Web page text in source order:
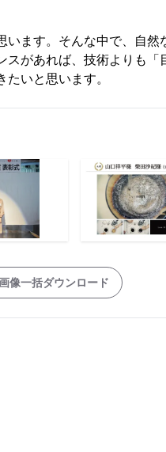
ます。そんな中で、自然
があれば、技術よりも「
いと思います。
像一括ダウンロード